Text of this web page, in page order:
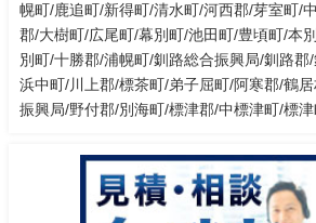
幌町/鹿追町/新得町/清水町/河西郡/芽室町/
郡/大樹町/広尾町/幕別町/池田町/豊頃町/本
別町/十勝郡/浦幌町/釧路総合振興局/釧路郡
浜中町/川上郡/標茶町/弟子屈町/阿寒郡/鶴
振興局/野付郡/別海町/標津郡/中標津町/標